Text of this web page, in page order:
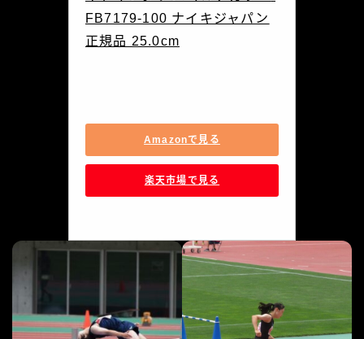
FB7179-100 ナイキジャパン
正規品 25.0cm
Amazonで見る
楽天市場で見る